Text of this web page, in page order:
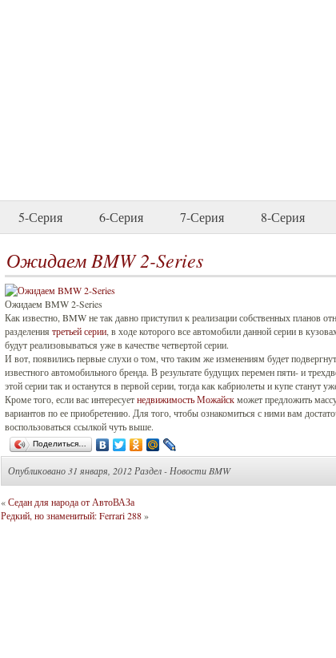
5-Серия 6-Серия 7-Серия 8-Серия
Ожидаем BMW 2-Series
Ожидаем BMW 2-Series
Как известно, BMW не так давно приступил к реализации собственных планов
разделения третьей серии, в ходе которого все автомобили данной серии в
будут реализовываться уже в качестве четвертой серии.
И вот, появились первые слухи о том, что таким же изменениям будет
известного автомобильного бренда. В результате будущих перемен пяти- и
этой серии так и останутся в первой серии, тогда как кабриолеты и купе станут
Кроме того, если вас интересуетнедвижимость Можайскможет предложить
вариантов по ее приобретению. Для того, чтобы ознакомиться с ними вам
воспользоваться ссылкой чуть выше.
Поделиться…
Опубликовано 31 января, 2012 Раздел - Новости BMW
«Седан для народа от АвтоВАЗа
Редкий, но знаменитый: Ferrari 288»